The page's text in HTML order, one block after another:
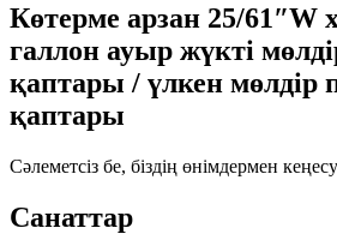
Көтерме арзан 25/61″W
галлон ауыр жүкті
қаптары / үлкен мөлдір
қаптары
Сәлеметсіз бе, біздің өнімдермен
Санаттар